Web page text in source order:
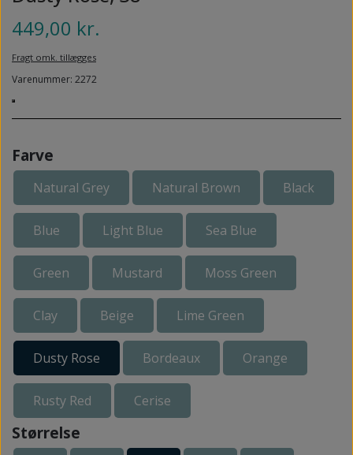
NEDSUNKEN FORFOD
VABLER
REVAMIL
449,00 kr.
Fragt omk. tillægges
Varenummer: 2272
Farve
Natural Grey Natural Brown Black
Blue Light Blue Sea Blue
Green Mustard Moss Green
Clay Beige Lime Green
Dusty Rose Bordeaux Orange
Rusty Red Cerise
Størrelse